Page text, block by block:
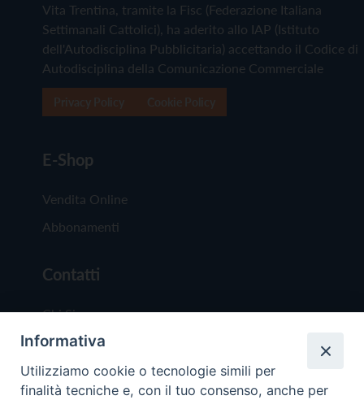
Vita Trentina, tramite la Fisc (Federazione Italiana
Settimanali Cattolici), ha aderito allo IAP (Istituto
dell'Autodisciplina Pubblicitaria) accettando il Codice di
Autodisciplina della Comunicazione Commerciale
E-Shop
Vendita Online
Abbonamenti
Contatti
Chi Siamo
Redazione
Scrivici
Informativa
Utilizziamo cookie o tecnologie simili per
finalità tecniche e, con il tuo consenso, anche per